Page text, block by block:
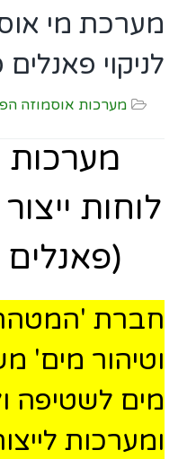
מערכת מי
לניקוי
מערכות אוסמוזה
מערכות
לוחות
(פאנלים
חברת
וטיהור מים'
מים לשטיפה
ומערכות